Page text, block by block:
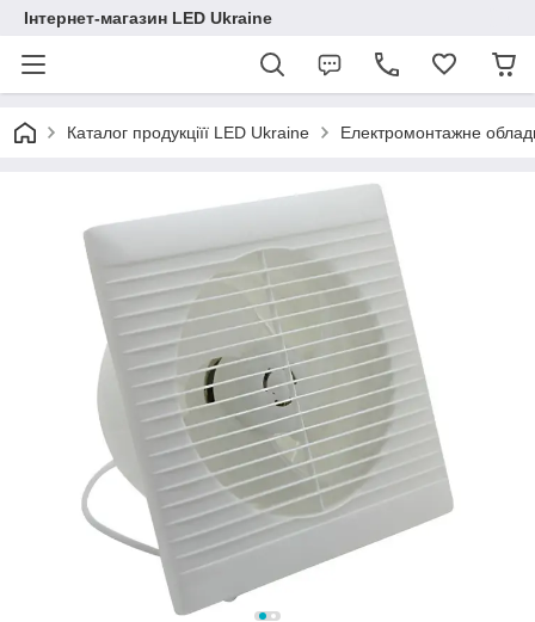
Інтернет-магазин LED Ukraine
Каталог продукціїї LED Ukraine Електромонтажне